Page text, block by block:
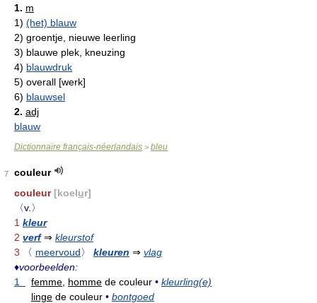
1. m
1) (het) blauw
2) groentje, nieuwe leerling
3) blauwe plek, kneuzing
4) blauwdruk
5) overall [werk]
6) blauwsel
2. adj
blauw
Dictionnaire français-néerlandais > bleu
7
couleur
couleur [koelur]
〈v.〉
1 kleur
2 verf⇒ kleurstof
3
〈 meervoud〉 kleuren ⇒ vlag
♦voorbeelden:
1
femme, homme de couleur • kleurling(e)
linge de couleur • bontgoed